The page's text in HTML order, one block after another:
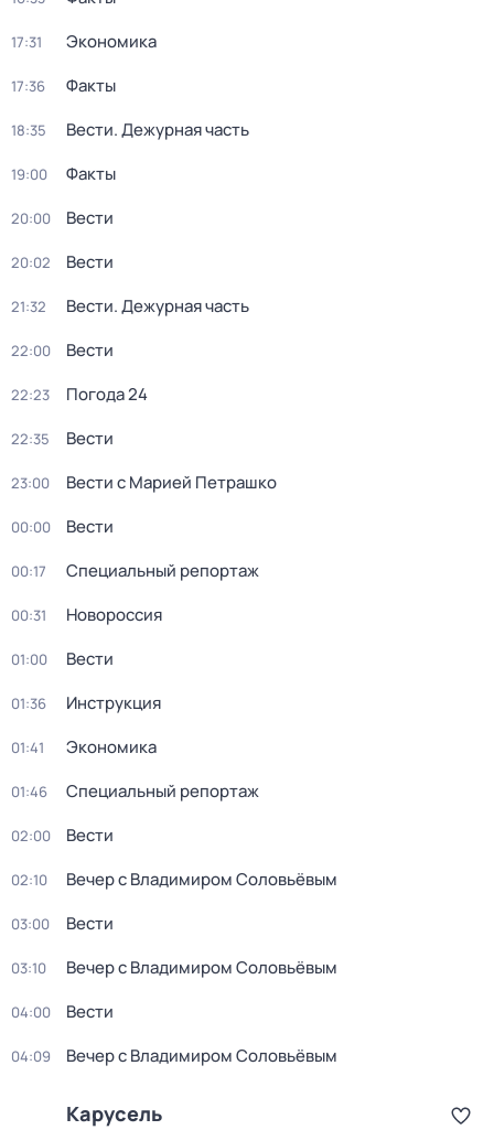
17:31 Экономика
17:36 Факты
18:35 Вести. Дежурная часть
19:00 Факты
20:00 Вести
20:02 Вести
21:32 Вести. Дежурная часть
22:00 Вести
22:23 Погода 24
22:35 Вести
23:00 Вести с Марией Петрашко
00:00 Вести
00:17 Специальный репортаж
00:31 Новороссия
01:00 Вести
01:36 Инструкция
01:41 Экономика
01:46 Специальный репортаж
02:00 Вести
02:10 Вечер с Владимиром Соловьёвым
03:00 Вести
03:10 Вечер с Владимиром Соловьёвым
04:00 Вести
04:09 Вечер с Владимиром Соловьёвым
Карусель